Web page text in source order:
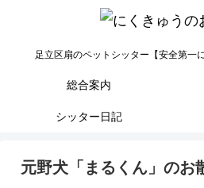
足立区扇のペットシッター【安全第一
総合案内
シッター日記
元野犬「まるくん」のお